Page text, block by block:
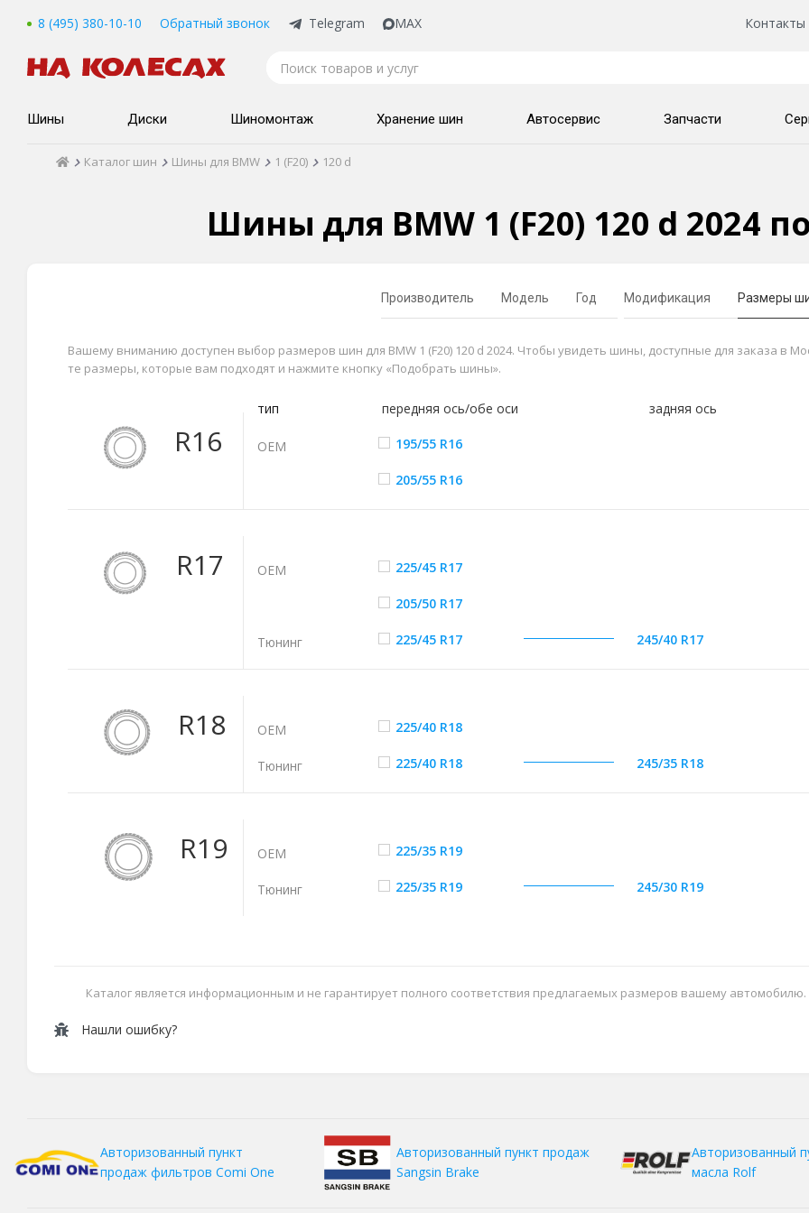
8 (495) 380-10-10 Обратный звонок Telegram MAX Контакты
Шины Диски Шиномонтаж Хранение шин Автосервис Запчасти
Каталог шин Шины для BMW 1 (F20) 120 d
Шины для BMW 1 (F20) 120 d 2024
Производитель Модель Год Модификация Размеры
Вашему вниманию доступен выбор размеров шин для BMW 1 (F20) 120 d 2024. Чтобы увидеть шины, доступные для заказа в
те размеры, которые вам подходят и нажмите кнопку «Подобрать шины».
R16
тип передняя ось/обе оси задняя ось
ОЕМ 195/55 R16
205/55 R16
R17 ОЕМ 225/45 R17
205/50 R17
Тюнинг 225/45 R17 245/40 R17
R18 ОЕМ 225/40 R18
Тюнинг 225/40 R18 245/35 R18
R19 ОЕМ 225/35 R19
Тюнинг 225/35 R19 245/30 R19
Каталог является информационным и не гарантирует полного соответствия предлагаемых размеров вашему автомобилю.
Нашли ошибку?
Авторизованный пункт
продаж фильтров Comi One
Авторизованный пункт продаж
Sangsin Brake
Авторизованный
масла Rolf